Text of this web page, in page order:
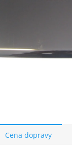
Cena dopravy